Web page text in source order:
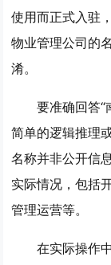
使用而正式入驻
物业管理公司的
淆。
要准确回答“
简单的逻辑推理
名称并非公开信
实际情况，包括
管理运营等。
在实际操作